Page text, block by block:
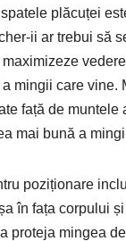
plăcuței
ii ar trebui să
mingii care vine.
față de muntele
mai bună a
poziționare
în fața corpului
proteja mingea